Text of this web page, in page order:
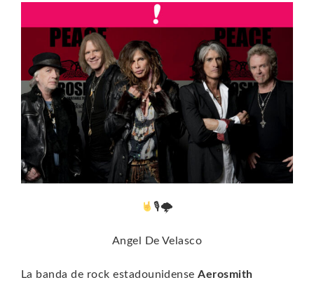
🎙🌩
Angel De Velasco
La banda de rock estadounidenseAerosmith